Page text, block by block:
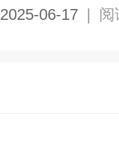
2025-06-17 | 阅